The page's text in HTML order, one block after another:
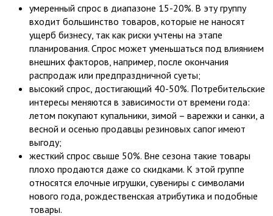
умеренный спрос в диапазоне 15-20%. В эту группу
входит большинство товаров, которые не наносят
ущерб бизнесу, так как риски учтены на этапе
планирования. Спрос может уменьшаться под влиянием
внешних факторов, например, после окончания
распродаж или предпраздничной суеты;
высокий спрос, достигающий 40-50%. Потребительские
интересы меняются в зависимости от времени года:
летом покупают купальники, зимой – варежки и санки, а
весной и осенью продавцы резиновых сапог имеют
выгоду;
жесткий спрос свыше 50%. Вне сезона такие товары
плохо продаются даже со скидками. К этой группе
относятся елочные игрушки, сувениры с символами
нового года, рождественская атрибутика и подобные
товары.